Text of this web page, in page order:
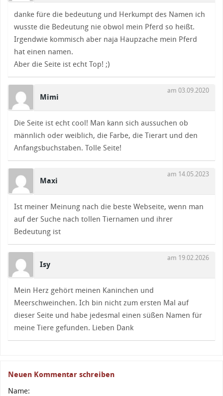
danke füre die bedeutung und Herkumpt des Namen ich
wusste die Bedeutung nie obwol mein Pferd so heißt.
Irgendwie kommisch aber naja Haupzache mein Pferd
hat einen namen.
Aber die Seite ist echt Top! ;)
Mimi
am 03.09.2020
Die Seite ist echt cool! Man kann sich aussuchen ob
männlich oder weiblich, die Farbe, die Tierart und den
Anfangsbuchstaben. Tolle Seite!
Maxi
am 14.05.2023
Ist meiner Meinung nach die beste Webseite, wenn man
auf der Suche nach tollen Tiernamen und ihrer
Bedeutung ist
Isy
am 19.02.2026
Mein Herz gehört meinen Kaninchen und
Meerschweinchen. Ich bin nicht zum ersten Mal auf
dieser Seite und habe jedesmal einen süßen Namen für
meine Tiere gefunden. Lieben Dank
Neuen Kommentar schreiben
Name: